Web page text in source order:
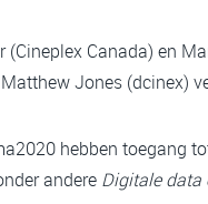
(Cineplex Canada) en
Jones (dcinex)
hebben toegang
andere Digitale data